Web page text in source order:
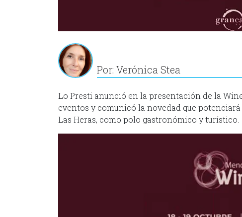
Por: Verónica Stea
Lo Presti anunció en la presentación de la
eventos y comunicó la novedad que
Las Heras, como polo gastronómico y turístico.